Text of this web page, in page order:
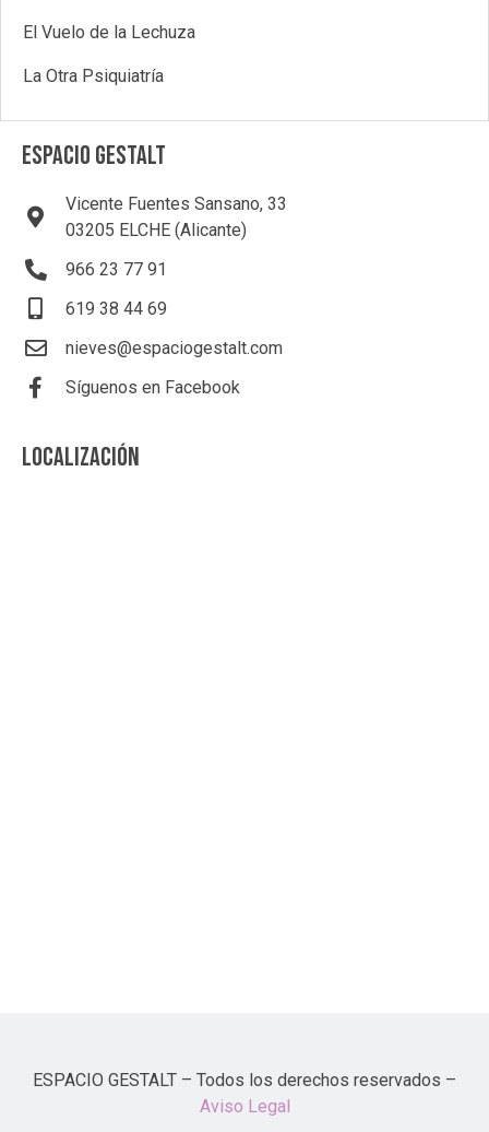
El Vuelo de la Lechuza
La Otra Psiquiatría
ESPACIO GESTALT
Vicente Fuentes Sansano, 33
03205 ELCHE (Alicante)
966 23 77 91
619 38 44 69
nieves@espaciogestalt.com
Síguenos en Facebook
LOCALIZACIÓN
ESPACIO GESTALT – Todos los derechos reservados –
Aviso Legal